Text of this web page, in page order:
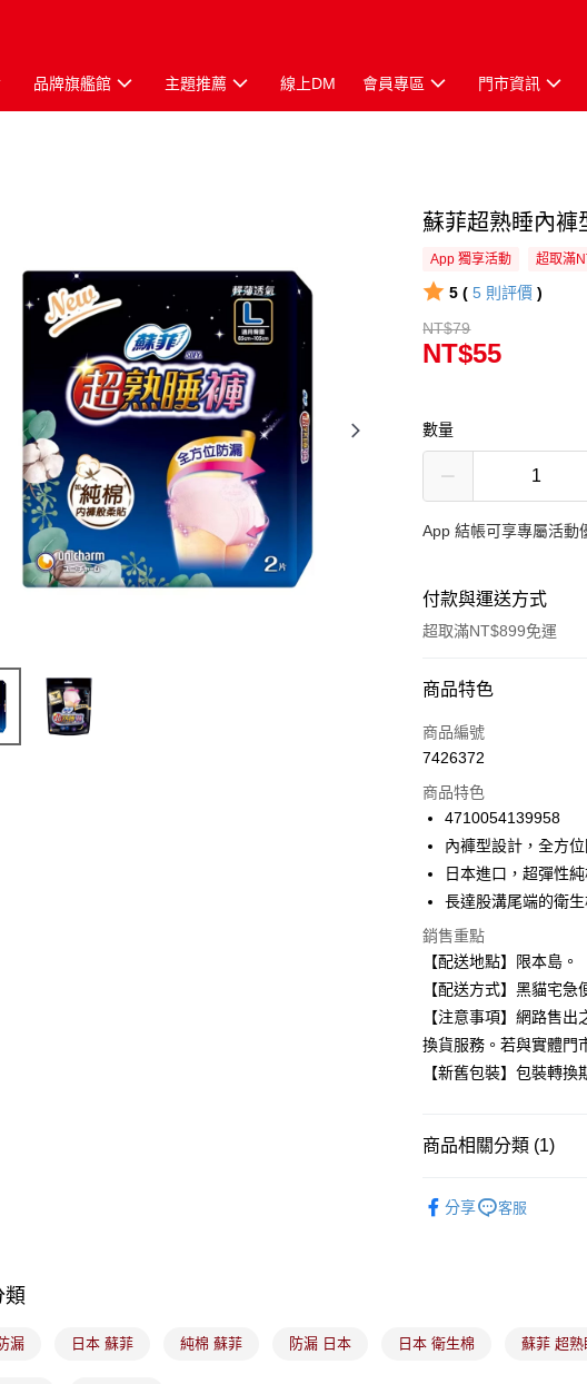
品牌旗艦館 主題推薦 線上DM 會員專區 門市資訊
蘇菲超熟睡內褲
App 獨享活動 超取滿
5 ( 5 則評價 )
NT$79
NT$55
數量
App 結帳可享專屬活動
付款與運送方式
超取滿NT$899免運
付款方式
信用卡一次付款
LINE Pay
Apple Pay
街口支付
悠遊付
全盈+PAY
大哥付你分期
相關說明
2.付款方式選擇「大哥付
3.實際核准額度、可分期
2.透過簡訊連結打開帳單
運送方式
每筆NT$100，滿
商品特色
商品編號
7426372
商品特色
4710054139958
內褲型設計，全方
日本進口，超彈性
長達股溝尾端的衛
銷售重點
【配送地點】限本島。
【配送方式】黑貓宅
【注意事項】網路售
換貨服務。若與實體門
【新舊包裝】包裝轉
商品相關分類 (1)
分享
客服
類
漏 日本 蘇菲 純棉 蘇菲 防漏 日本 日本 衛生棉 蘇菲 超熟